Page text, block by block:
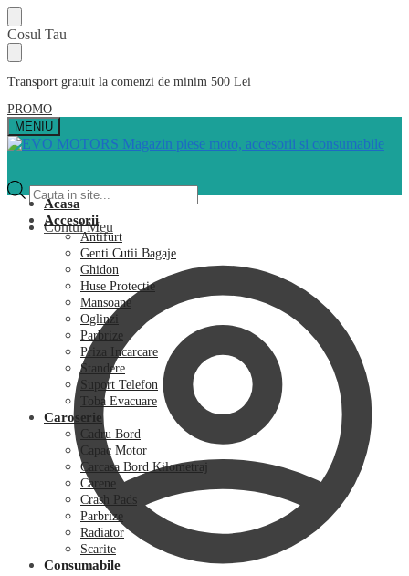
Skip
to
navigation
Skip
to
content
Cosul Tau
Transport gratuit la comenzi de minim 500 Lei
PROMO
MENIU
Products
search
Contul Meu
Acasa
Accesorii
Antifurt
Genti Cutii Bagaje
Ghidon
Huse Protectie
Mansoane
Oglinzi
Parbrize
Priza Incarcare
Standere
Suport Telefon
Toba Evacuare
Caroserie
Cadru Bord
Capac Motor
Carcasa Bord Kilometraj
Carene
Crash Pads
Parbrize
Radiator
Scarite
Consumabile